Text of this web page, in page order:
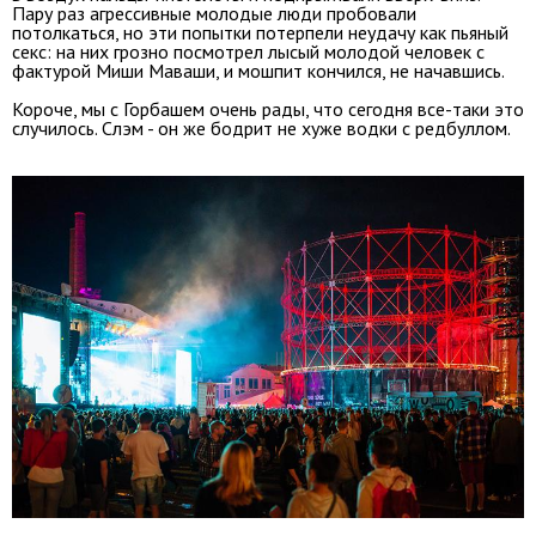
Пару раз агрессивные молодые люди пробовали
потолкаться, но эти попытки потерпели неудачу как пьяный
секс: на них грозно посмотрел лысый молодой человек с
фактурой Миши Маваши, и мошпит кончился, не начавшись.
Короче, мы с Горбашем очень рады, что сегодня все-таки это
случилось. Слэм - он же бодрит не хуже водки с редбуллом.